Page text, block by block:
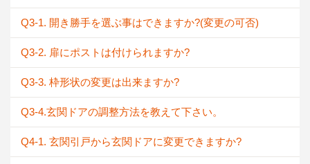
Q3-1. 開き勝手を選ぶ事はできますか?(変更の可否)
Q3-2. 扉にポストは付けられますか?
Q3-3. 枠形状の変更は出来ますか?
Q3-4.玄関ドアの調整方法を教えて下さい。
Q4-1. 玄関引戸から玄関ドアに変更できますか?